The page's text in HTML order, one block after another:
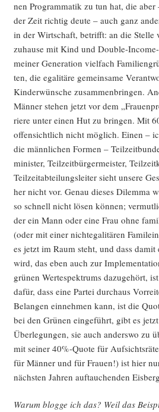
nen Pro­gram­ma­tik zu tun hat, die
der Zeit rich­tig deu­te – auch ganz
in der Wirt­schaft, betrifft: an die
zu­hau­se mit Kind und Dou­ble-
mei­ner Gene­ra­ti­on viel­fach
ten, die ega­li­tä­re gemein­sa­me
Kin­der­wün­sche zusam­men­brin­gen.
Män­ner ste­hen jetzt vor dem
rie­re unter einen Hut zu brin­gen. Mit
offen­sicht­lich nicht mög­lich. Einen –
die männ­li­chen For­men –
mi­nis­ter, Teil­zeit­bür­ger­meis­ter,
Teil­zeit­ab­tei­lungs­lei­ter sieht unse­re
her nicht vor. Genau die­ses Dilem­ma
so schnell nicht lösen kön­nen;
der ein Mann oder eine Frau ohne
(oder mit einer nicht­e­ga­li­tä­ren
es jetzt im Raum steht, und dass
wird, das eben auch zur
grü­nen Wer­te­spek­trums dazu­ge­hört,
dafür, dass eine Par­tei durch­aus
Belan­gen ein­neh­men kann, ist die
bei den Grü­nen ein­ge­führt, gibt es
Über­le­gun­gen, sie auch anders­wo zu
mit sei­ner 40%-Quote für
für Män­ner und für Frau­en!) ist hier
nächs­ten Jah­ren auf­tau­chen­den
War­um blog­ge ich das? Weil das